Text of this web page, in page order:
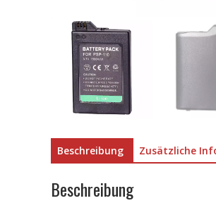
Beschreibung Zusätzliche
Beschreibung